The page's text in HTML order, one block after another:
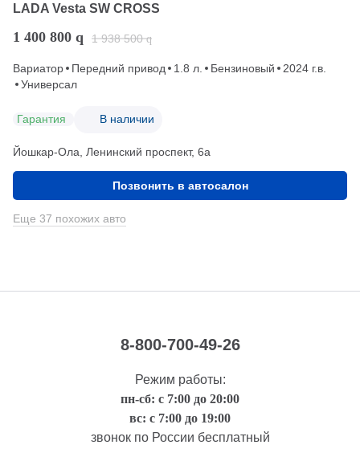
LADA Vesta SW CROSS
1 400 800 q 1 938 500 q
Вариатор Передний привод 1.8 л. Бензиновый
2024 г.в.
Универсал
Гарантия В наличии
Йошкар-Ола, Ленинский проспект, 6а
Позвонить в автосалон
Еще 37 похожих авто
8-800-700-49-26
Режим работы:
пн-сб: с 7:00 до 20:00
вс: с 7:00 до 19:00
звонок по России бесплатный